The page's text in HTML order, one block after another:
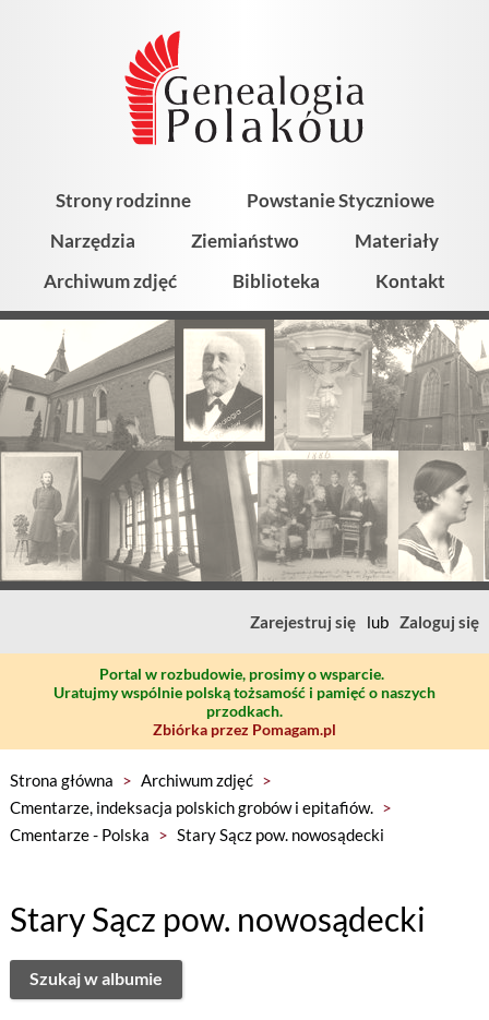
Strony rodzinne
Powstanie Styczniowe
Narzędzia
Ziemiaństwo
Materiały
Archiwum zdjęć
Biblioteka Kontakt
Zarejestruj się lub Zaloguj się
Portal w rozbudowie, prosimy o wsparcie.
Uratujmy wspólnie polską tożsamość i pamięć o naszych
przodkach.
Zbiórka przez Pomagam.pl
Strona główna > Archiwum zdjęć >
Cmentarze, indeksacja polskich grobów i epitafiów. >
Cmentarze - Polska > Stary Sącz pow. nowosądecki
Stary Sącz pow. nowosądecki
Szukaj w albumie